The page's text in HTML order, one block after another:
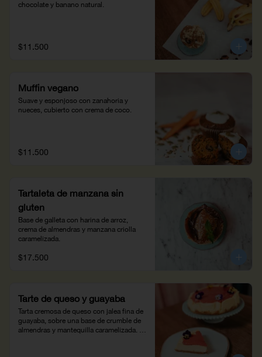
chocolate y banano natural.
$11.500
Muffin vegano
Suave y esponjoso con zanahoria y
nueces, cubierto con crema de coco.
$11.500
Tartaleta de manzana sin
gluten
Base de galleta con harina de arroz,
crema de almendras y manzana criolla
caramelizada.
$17.500
Tarte de queso y guayaba
Tarta cremosa de queso con jalea fina de
guayaba, sobre una base de crumble de
almendras y mantequilla caramelizada.